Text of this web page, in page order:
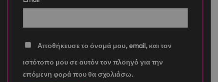
Αποθήκευσε το όνομά μου, email, και τον
ιστότοπο μου σε αυτόν τον πλοηγό για την
επόμενη φορά που θα σχολιάσω.